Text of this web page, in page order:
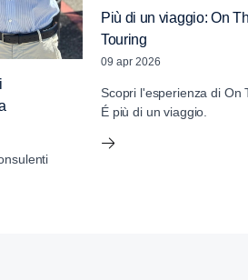
Più di un viaggio: On
Touring
09 apr 2026
Scopri l'esperienza di On
É più di un viaggio.